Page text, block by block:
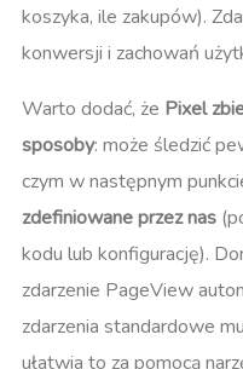
koszyka, ile zakupów).
konwersji i zachowań
Warto dodać, że Pixel
sposoby: może śledzić
czym w następnym
zdefiniowane przez nas
kodu lub konfigurację)​.
zdarzenie PageView
zdarzenia standardowe
ułatwia to za pomocą